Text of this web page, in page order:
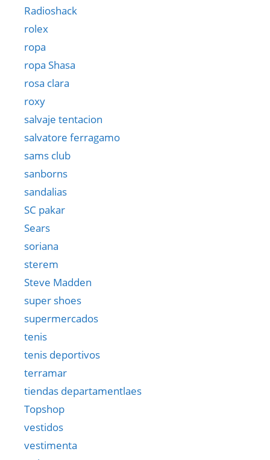
Radioshack
rolex
ropa
ropa Shasa
rosa clara
roxy
salvaje tentacion
salvatore ferragamo
sams club
sanborns
sandalias
SC pakar
Sears
soriana
sterem
Steve Madden
super shoes
supermercados
tenis
tenis deportivos
terramar
tiendas departamentlaes
Topshop
vestidos
vestimenta